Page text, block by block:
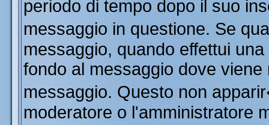
periodo di tempo dopo il suo
messaggio in questione. Se
messaggio, quando effettui
fondo al messaggio dove
messaggio. Questo non
moderatore o l'amministratore